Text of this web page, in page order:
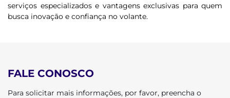
serviços especializados e vantagens exclusivas para quem
busca inovação e confiança no volante.
FALE CONOSCO
Para solicitar mais informações, por favor, preencha o